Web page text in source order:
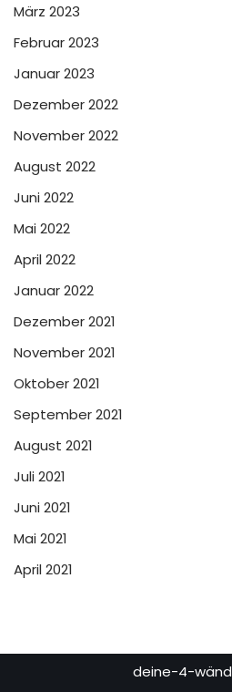
März 2023
Februar 2023
Januar 2023
Dezember 2022
November 2022
August 2022
Juni 2022
Mai 2022
April 2022
Januar 2022
Dezember 2021
November 2021
Oktober 2021
September 2021
August 2021
Juli 2021
Juni 2021
Mai 2021
April 2021
deine-4-